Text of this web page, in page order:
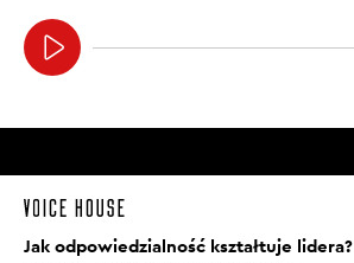
Jak odpowiedzialność kształtuje lidera?